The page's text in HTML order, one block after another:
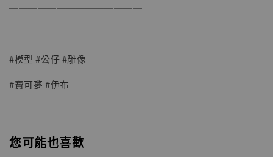
──────────────
#模型 #公仔 #雕像
#寶可夢 #伊布
您可能也喜歡